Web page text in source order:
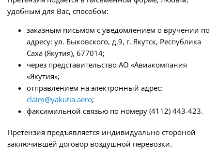
удобным для Вас, способом:
заказным письмом с уведомлением о вручении по
адресу: ул. Быковского, д.9, г. Якутск, Республика
Саха (Якутия), 677014;
через представительство АО «Авиакомпания
«Якутия»;
отправлением на электронный адрес:
claim@yakutia.aero;
факсимильной связью по номеру (4112) 443-423.
Претензия предъявляется индивидуально стороной
заключившей договор воздушной перевозки.